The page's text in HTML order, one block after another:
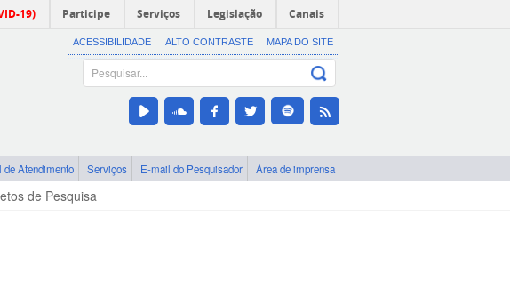
19) Participe Serviços Legislação Canais
ACESSIBILIDADE ALTO CONTRASTE MAPA DO SITE
de Atendimento Serviços E-mail do Pesquisador Área de imprensa
de Pesquisa